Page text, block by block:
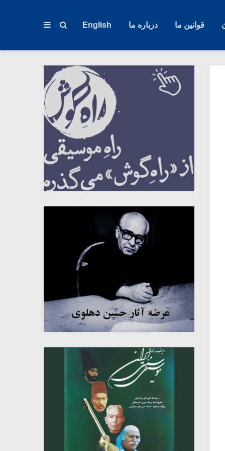
قوانین ما درباره ما English
میکلوش روژا